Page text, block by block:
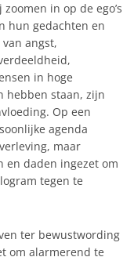
in op de ego’s
hun gedachten en
angst,
in hoge
hebben staan, zijn
Op een
agenda
maar
en daden ingezet om
tegen te
ter bewustwording
om alarmerend te